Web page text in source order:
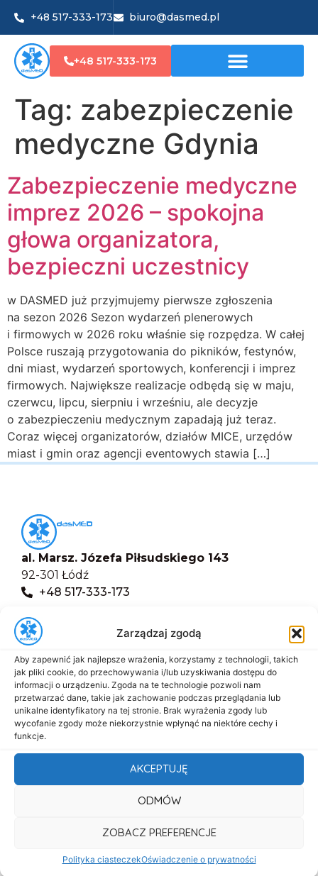
Zarządzaj zgodą
Aby zapewnić jak najlepsze wrażenia, korzystamy z technologii, takich
jak pliki cookie, do przechowywania i/lub uzyskiwania dostępu do
informacji o urządzeniu. Zgoda na te technologie pozwoli nam
przetwarzać dane, takie jak zachowanie podczas przeglądania lub
unikalne identyfikatory na tej stronie. Brak wyrażenia zgody lub
wycofanie zgody może niekorzystnie wpłynąć na niektóre cechy i
funkcje.
AKCEPTUJĘ
ODMÓW
ZOBACZ PREFERENCJE
Polityka ciasteczekOświadczenie o prywatności
+48 517-333-173 biuro@dasmed.pl
+48 517-333-173
Tag: zabezpieczenie
medyczne Gdynia
Zabezpieczenie medyczne
imprez 2026 – spokojna
głowa organizatora,
bezpieczni uczestnicy
w DASMED już przyjmujemy pierwsze zgłoszenia
na sezon 2026 Sezon wydarzeń plenerowych
i firmowych w 2026 roku właśnie się rozpędza. W całej
Polsce ruszają przygotowania do pikników, festynów,
dni miast, wydarzeń sportowych, konferencji i imprez
firmowych. Największe realizacje odbędą się w maju,
czerwcu, lipcu, sierpniu i wrześniu, ale decyzje
o zabezpieczeniu medycznym zapadają już teraz.
Coraz więcej organizatorów, działów MICE, urzędów
miast i gmin oraz agencji eventowych stawia […]
al. Marsz. Józefa Piłsudskiego 143
92-301 Łódź
+48 517-333-173
Menu
Start
O nas
Oferta
Cennik
Kontakt
Deklaracja dostępności
Klauzula informacyjna